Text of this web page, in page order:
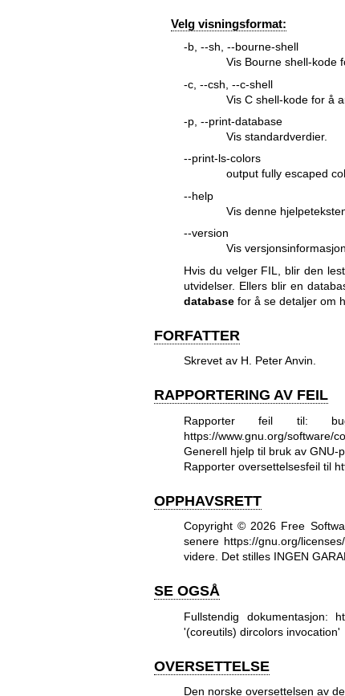
Velg visningsformat:
-b, --sh, --bourne-shell
Vis Bourne shell-kode
-c, --csh, --c-shell
Vis C shell-kode for å
-p, --print-database
Vis standardverdier.
--print-ls-colors
output fully escaped
--help
Vis denne
--version
Vis
Hvis du velger FIL, blir den
utvidelser. Ellers blir en
databasefor å se detaljer om
FORFATTER
Skrevet av H. Peter Anvin.
RAPPORTERING AV FEIL
Rapporter feil til: bug-
https://www.gnu.org/software/
Generell hjelp til bruk av GNU-
Rapporter oversettelsesfeil til
OPPHAVSRETT
Copyright © 2026 Free
senere https://gnu.org/
videre. Det stilles INGEN
SE OGSÅ
Fullstendig dokumentasjon:
'(coreutils) dircolors invocation'
OVERSETTELSE
Den norske oversettelsen av